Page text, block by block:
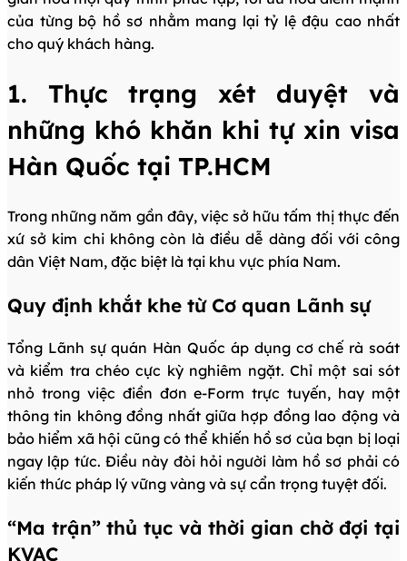
của từng bộ hồ sơ nhằm mang lại tỷ lệ đậu cao nhất
cho quý khách hàng.
1. Thực trạng xét duyệt và
những khó khăn khi tự xin visa
Hàn Quốc tại TP.HCM
Trong những năm gần đây, việc sở hữu tấm thị thực đến
xứ sở kim chi không còn là điều dễ dàng đối với công
dân Việt Nam, đặc biệt là tại khu vực phía Nam.
Quy định khắt khe từ Cơ quan Lãnh sự
Tổng Lãnh sự quán Hàn Quốc áp dụng cơ chế rà soát
và kiểm tra chéo cực kỳ nghiêm ngặt. Chỉ một sai sót
nhỏ trong việc điền đơn e-Form trực tuyến, hay một
thông tin không đồng nhất giữa hợp đồng lao động và
bảo hiểm xã hội cũng có thể khiến hồ sơ của bạn bị loại
ngay lập tức. Điều này đòi hỏi người làm hồ sơ phải có
kiến thức pháp lý vững vàng và sự cẩn trọng tuyệt đối.
“Ma trận” thủ tục và thời gian chờ đợi tại
KVAC